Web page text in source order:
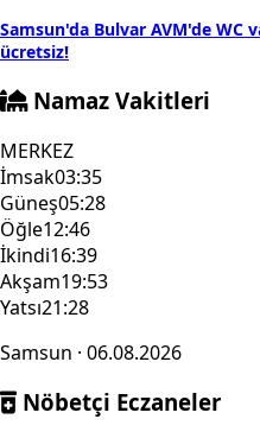
Samsun'da Bulvar AVM'de WC
ücretsiz!
Namaz Vakitleri
MERKEZ
İmsak03:35
Güneş05:28
Öğle12:46
İkindi16:39
Akşam19:53
Yatsı21:28
Samsun · 06.08.2026
Nöbetçi Eczaneler